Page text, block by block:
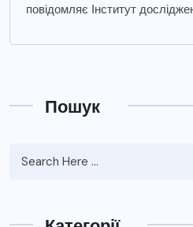
повідомляє Інститут
Пошук